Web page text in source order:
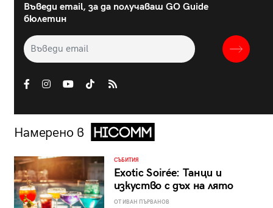
Въведи email, за да получаваш GO Guide
бюлетин
Намерено в
СЪБИТИЯ
Exotic Soirée: Танци и
изкуство с дъх на лято
ОТ ИВАН ПЪРВАНОВ